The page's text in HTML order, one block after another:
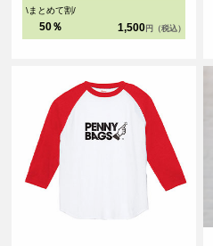
ポーツチームのユニフォームやイベ
てもおすすめです。<br> ※商品の色
\まとめて割/
50％ 1,500 円（税込）